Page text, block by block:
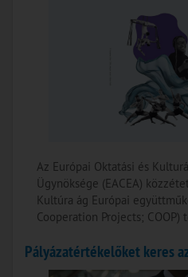
Az Európai Oktatási és
Ügynöksége (EACEA)
Kultúra ág Európai
Cooperation Projects; COOP)
Pályázatértékelőket keres